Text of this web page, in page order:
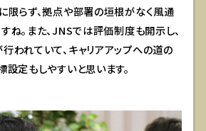
限らず、拠点や部署の垣根がなく風通
ね。また、JNSでは評価制度も開示し、
われていて、キャリアアップへの道の
設定もしやすいと思います。